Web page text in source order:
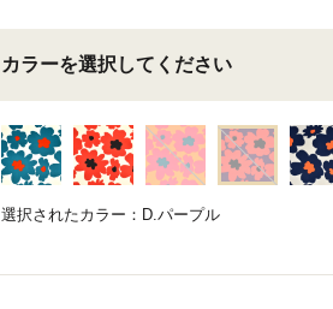
カラーを選択してください
選択されたカラー：D.パープル